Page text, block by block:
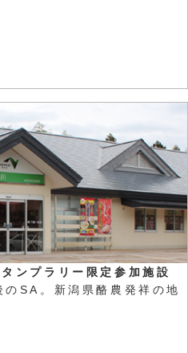
ンプラリー限定参加施設
SA。新潟県酪農発祥の地